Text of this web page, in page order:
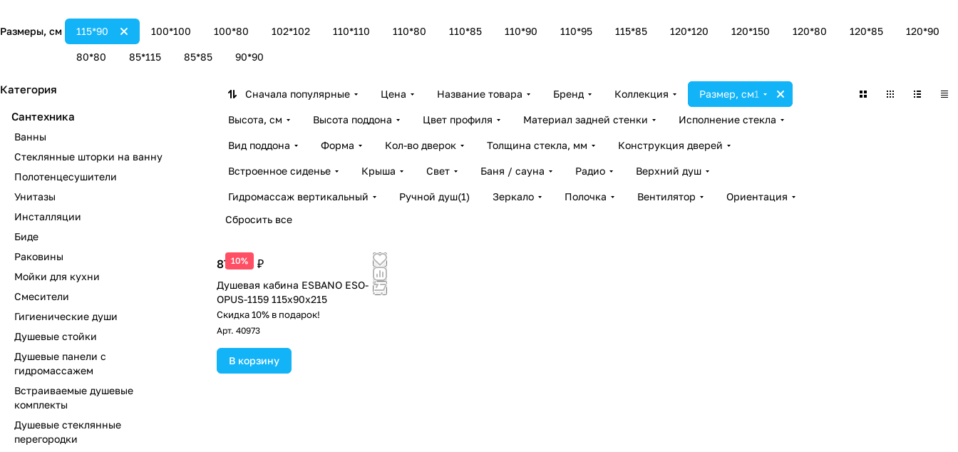
Размеры, см 100*100 100*80 102*102 110*110 110*80 110*85 110*90 110*95 115*85
115*90 120*120 120*150 120*80 120*85 120*90
80*80 85*115 85*85 90*90
Сначала популярные Цена Название товара Бренд Коллекция Размер, см1
Высота, см Высота поддона Цвет профиля Материал задней стенки Исполнение стекла
Вид поддона Форма Кол-во дверок Толщина стекла, мм Конструкция дверей
Встроенное сиденье Крыша Свет Баня / сауна Радио Верхний душ
Гидромассаж вертикальный Ручной душ(1) Зеркало Полочка Вентилятор
Ориентация
Сбросить все
10%
87 338 ₽
Душевая кабина ESBANO ESO-
OPUS-1159 115х90х215
Скидка 10% в подарок!
Арт. 40973
В корзину
Категория
Сантехника
Ванны
Стеклянные шторки на ванну
Полотенцесушители
Унитазы
Инсталляции
Биде
Раковины
Мойки для кухни
Смесители
Гигиенические души
Душевые стойки
Душевые панели с
гидромассажем
Встраиваемые душевые
комплекты
Душевые стеклянные
перегородки